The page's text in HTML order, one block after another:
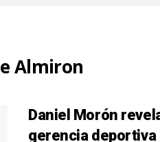
Almiron
Daniel Morón
gerencia deportiva